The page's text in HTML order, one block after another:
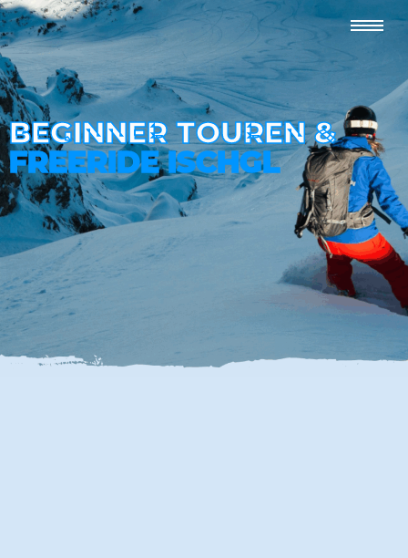
BEGINNER TOUREN &
FREERIDE ISCHGL